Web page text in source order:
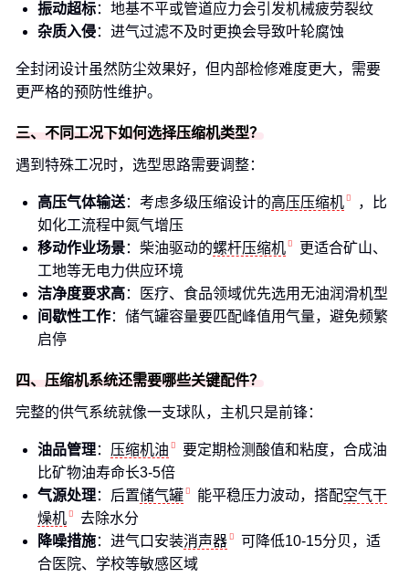
振动超标：地基不平或管道应力会引发机械疲劳裂纹
杂质入侵：进气过滤不及时更换会导致叶轮腐蚀
全封闭设计虽然防尘效果好，但内部检修难度更大，需要
更严格的预防性维护。
三、不同工况下如何选择压缩机类型？
遇到特殊工况时，选型思路需要调整：
高压气体输送：考虑多级压缩设计的高压压缩机
，比
如化工流程中氮气增压
移动作业场景：柴油驱动的螺杆压缩机
更适合矿山、
工地等无电力供应环境
洁净度要求高：医疗、食品领域优先选用无油润滑机型
间歇性工作：储气罐容量要匹配峰值用气量，避免频繁
启停
四、压缩机系统还需要哪些关键配件？
完整的供气系统就像一支球队，主机只是前锋：
油品管理： 压缩机油
要定期检测酸值和粘度，合成油
比矿物油寿命长3-5倍
气源处理：后置储气罐 能平稳压力波动，搭配空气干
燥机
去除水分
降噪措施：进气口安装消声器
可降低10-15分贝，适
合医院、学校等敏感区域